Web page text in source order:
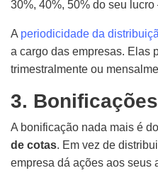
30%, 40%, 50% do seu lucro
A periodicidade da
a cargo das empresas. Elas
trimestralmente ou
3. Bonificações
A bonificação nada mais é
de cotas. Em vez de
empresa dá ações aos seus